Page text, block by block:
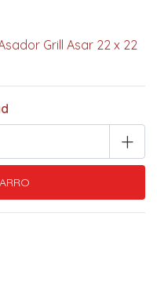
Grill Asar 22 x 22
+